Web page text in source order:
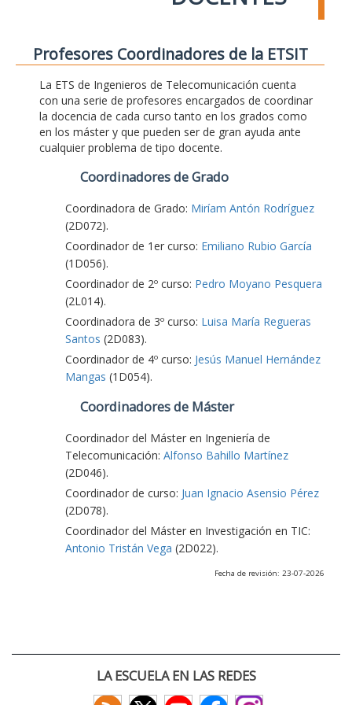
Profesores Coordinadores de la ETSIT
La ETS de Ingenieros de Telecomunicación cuenta
con una serie de profesores encargados de coordinar
la docencia de cada curso tanto en los grados como
en los máster y que pueden ser de gran ayuda ante
cualquier problema de tipo docente.
Coordinadores de Grado
Coordinadora de Grado: Miríam Antón Rodríguez
(2D072).
Coordinador de 1er curso: Emiliano Rubio García
(1D056).
Coordinador de 2º curso: Pedro Moyano Pesquera
(2L014).
Coordinadora de 3º curso: Luisa María Regueras
Santos (2D083).
Coordinador de 4º curso: Jesús Manuel Hernández
Mangas (1D054).
Coordinadores de Máster
Coordinador del Máster en Ingeniería de
Telecomunicación: Alfonso Bahillo Martínez
(2D046).
Coordinador de curso: Juan Ignacio Asensio Pérez
(2D078).
Coordinador del Máster en Investigación en TIC:
Antonio Tristán Vega (2D022).
Fecha de revisión: 23-07-2026
LA ESCUELA EN LAS REDES